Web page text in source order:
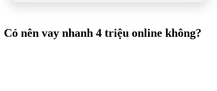
Có nên vay nhanh 4 triệu online không?